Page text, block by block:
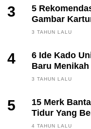
3
5
Gambar
3 TAHUN LALU
4
6 Ide Kado
Baru Menikah
3 TAHUN LALU
5
15 Merk
Tidur Yang
4 TAHUN LALU